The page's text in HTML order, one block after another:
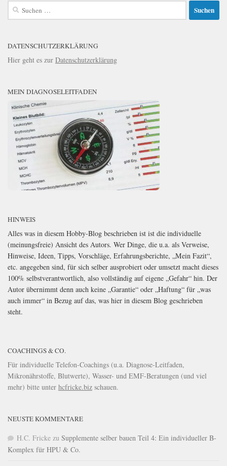
Suchen
nach:
DATENSCHUTZERKLÄRUNG
Hier geht es zur Datenschutzerklärung
MEIN DIAGNOSELEITFADEN
HINWEIS
Alles was in diesem Hobby-Blog beschrieben ist ist die individuelle
(meinungsfreie) Ansicht des Autors. Wer Dinge, die u.a. als Verweise,
Hinweise, Ideen, Tipps, Vorschläge, Erfahrungsberichte, „Mein Fazit“,
etc. angegeben sind, für sich selber ausprobiert oder umsetzt macht dieses
100% selbstverantwortlich, also vollständig auf eigene „Gefahr“ hin. Der
Autor übernimmt denn auch keine „Garantie“ oder „Haftung“ für „was
auch immer“ in Bezug auf das, was hier in diesem Blog geschrieben
steht.
COACHINGS & CO.
Für individuelle Telefon-Coachings (u.a. Diagnose-Leitfaden,
Mikronährstoffe, Blutwerte), Wasser- und EMF-Beratungen (und viel
mehr) bitte unter hcfricke.biz schauen.
NEUSTE KOMMENTARE
H.C. Fricke zu Supplemente selber bauen Teil 4: Ein individueller B-
Komplex für HPU & Co.